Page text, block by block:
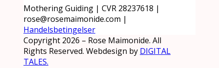
Mothering Guiding | CVR 28237618 |
rose@rosemaimonide.com |
Handelsbetingelser
Copyright 2026 – Rose Maimonide. All
Rights Reserved. Webdesign by DIGITAL
TALES.